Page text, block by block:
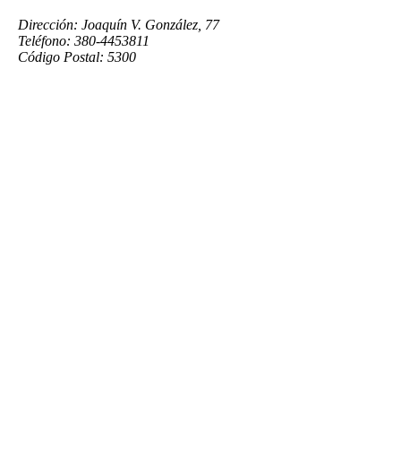
Dirección: Joaquín V. González, 77
Teléfono: 380-4453811
Código Postal: 5300